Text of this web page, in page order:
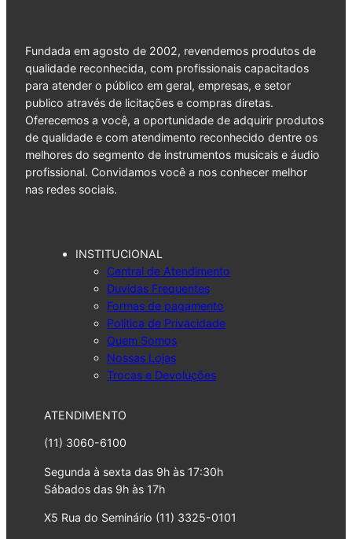
Fundada em agosto de 2002, revendemos produtos de
qualidade reconhecida, com profissionais capacitados
para atender o público em geral, empresas, e setor
publico através de licitações e compras diretas.
Oferecemos a você, a oportunidade de adquirir produtos
de qualidade e com atendimento reconhecido dentre os
melhores do segmento de instrumentos musicais e áudio
profissional. Convidamos você a nos conhecer melhor
nas redes sociais.
INSTITUCIONAL
Central de Atendimento
Duvidas Frequentes
Formas de pagamento
Politica de Privacidade
Quem Somos
Nossas Lojas
Trocas e Devoluções
ATENDIMENTO
(11) 3060-6100
Segunda à sexta das 9h às 17:30h
Sábados das 9h às 17h
X5 Rua do Seminário (11) 3325-0101